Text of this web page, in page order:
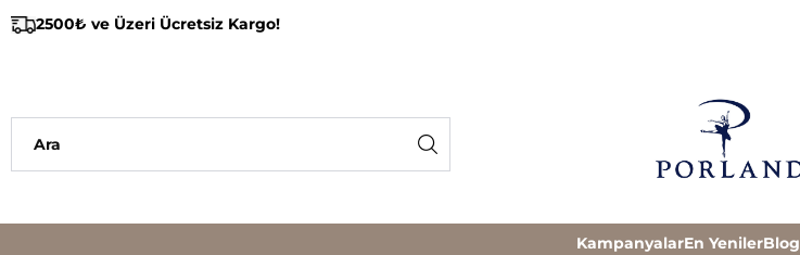
2500₺ ve Üzeri Ücretsiz Kargo!
KampanyalarEn YenilerBlog